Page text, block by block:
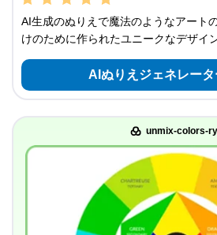
AI生成のぬりえで魔法のようなアート
けのために作られたユニークなデザイ
AIぬりえジェネレー
unmix-colors-